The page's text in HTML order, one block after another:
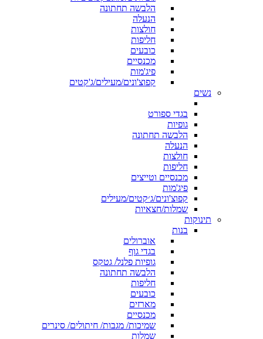
הלבשה תחתונה
הנעלה
חולצות
חליפות
כובעים
מכנסיים
פיג'מות
קפוצ'ונים/מעילים/ג'קטים
נשים
בגדי ספורט
גופיות
הלבשה תחתונה
הנעלה
חולצות
חליפות
מכנסיים וטייצים
פיג'מות
קפוצ'ונים/ג׳קטים/מעילים
שמלות/חצאיות
תינוקות
בנות
אוברולים
בגדי גוף
גופיות פלנל/ גטקס
הלבשה תחתונה
חליפות
כובעים
מארזים
מכנסיים
שמיכות/ מגבות/ חיתולים/ סינרים
שמלות